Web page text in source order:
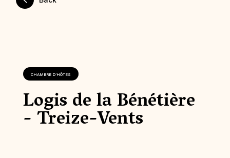
CHAMBRE D’HÔTES
Logis de la Bénétière
- Treize-Vents